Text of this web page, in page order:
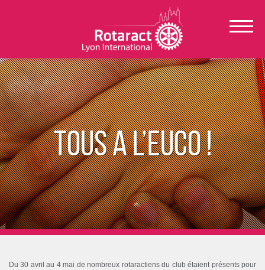
TOUS A L’EUCO !
Du 30 avril au 4 mai de nombreux rotaractiens du club étaient présents pour